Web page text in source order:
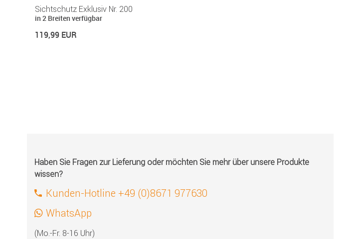
Sichtschutz Exklusiv Nr. 200
in 2 Breiten verfügbar
119,99 EUR
Haben Sie Fragen zur Lieferung oder möchten Sie mehr über unsere Produkte
wissen?
Kunden-Hotline +49 (0)8671 977630
WhatsApp
(Mo.-Fr. 8-16 Uhr)